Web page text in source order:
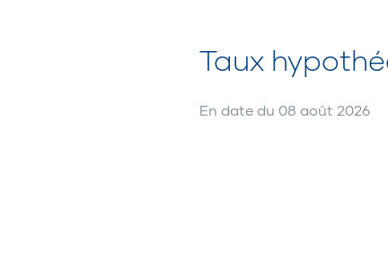
Taux
En date du 08 août 2026